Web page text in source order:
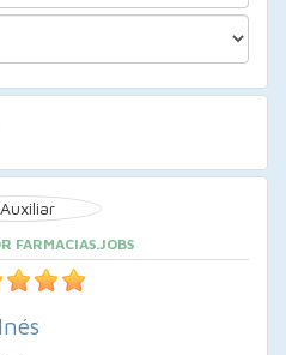
FARMACIAS.JOBS
Inés